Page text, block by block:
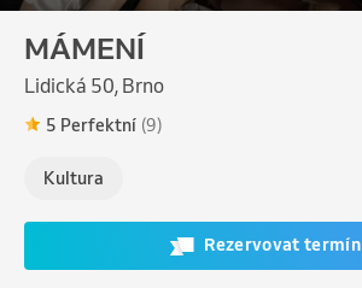
MÁMENÍ
Lidická 50, Brno
5 Perfektní (9)
Kultura
Rezervovat termín